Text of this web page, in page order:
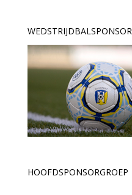
WEDSTRIJDBALSPONSOR
HOOFDSPONSORGROEP